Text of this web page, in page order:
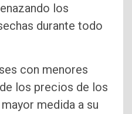
los
durante todo
con menores
los precios de los
medida a su